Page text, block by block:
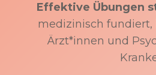
Effektive Übungen
medizinisch fundiert,
Ärzt*innen und